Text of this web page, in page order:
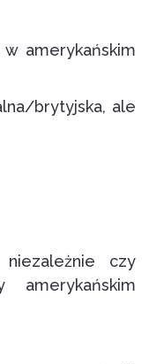
amerykańskim
brytyjska, ale
czy